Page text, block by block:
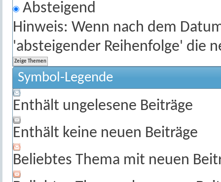
Absteigend
Hinweis: Wenn nach dem
'absteigender Reihenfolge' die
Symbol-Legende
Enthält ungelesene Beiträge
Enthält keine neuen Beiträge
Beliebtes Thema mit neuen